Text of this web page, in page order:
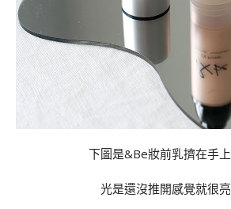
下圖是&Be妝前乳擠在手
光是還沒推開感覺就很亮